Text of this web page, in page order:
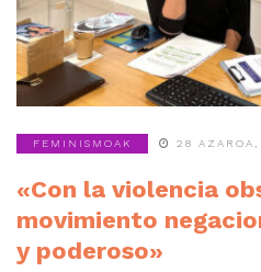
FEMINISMOAK 28
«Con la violencia
movimiento
y poderoso»